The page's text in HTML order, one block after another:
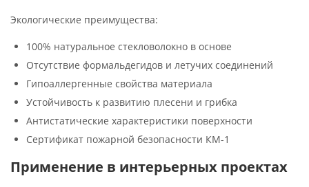
Экологические преимущества:
100% натуральное стекловолокно в основе
Отсутствие формальдегидов и летучих соединений
Гипоаллергенные свойства материала
Устойчивость к развитию плесени и грибка
Антистатические характеристики поверхности
Сертификат пожарной безопасности КМ-1
Применение в интерьерных проектах